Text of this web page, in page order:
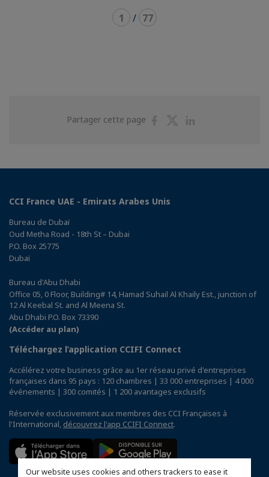
Our website uses cookies and others trackers to ease it
1 / 77
Partager cette page
PartagerPartager
CCI France UAE - Emirats Arabes Unis
Bureau de Dubaï
Oud Metha Road - 18th St – Dubai
P.O. Box 25775
Dubaï
Bureau d'Abu Dhabi
Office 05, 0 Floor, Building# 14, Hamad Suhail Al Khaily Est., junction of
12 Al Keebal St. and Al Meena St.
Abu Dhabi P.O. Box 73390
(Accéder au plan)
Téléchargez l’application CCIFI Connect
Accélérez votre business grâce au 1er réseau privé d'entreprises
françaises dans 95 pays : 120 chambres | 33 000 entreprises | 4 000
événements | 300 comités | 1 200 avantages exclusifs
Réservée exclusivement aux membres des CCI Françaises à
l'International, découvrez l'app CCIFI Connect.